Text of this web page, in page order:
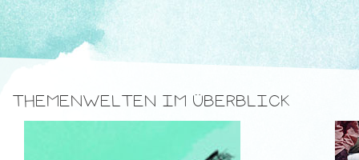
THEMENWELTEN IM ÜBERBLICK